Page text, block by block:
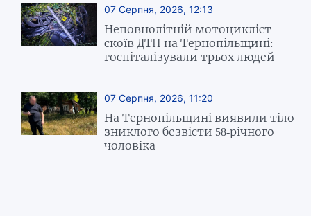
07 Серпня, 2026, 12:13
Неповнолітній мотоцикліст
скоїв ДТП на Тернопільщині:
госпіталізували трьох людей
07 Серпня, 2026, 11:20
На Тернопільщині виявили тіло
зниклого безвісти 58‑річного
чоловіка